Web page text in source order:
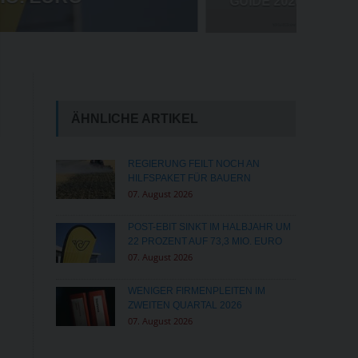
ÄHNLICHE ARTIKEL
REGIERUNG FEILT NOCH AN
HILFSPAKET FÜR BAUERN
07. August 2026
POST-EBIT SINKT IM HALBJAHR UM
22 PROZENT AUF 73,3 MIO. EURO
07. August 2026
WENIGER FIRMENPLEITEN IM
ZWEITEN QUARTAL 2026
07. August 2026